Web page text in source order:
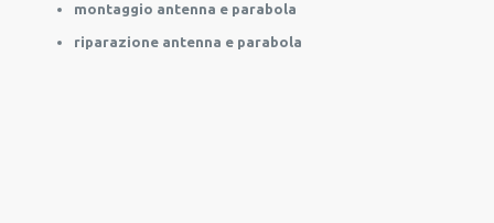
montaggio antenna e parabola
riparazione antenna e parabola